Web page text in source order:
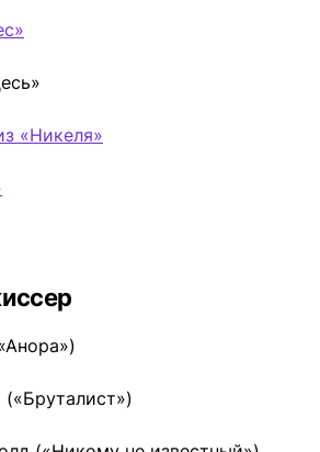
«Никеля»